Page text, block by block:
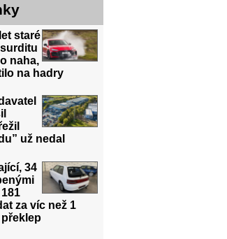
staré
naha,
na hadry
už nedal
34
za víc než 1